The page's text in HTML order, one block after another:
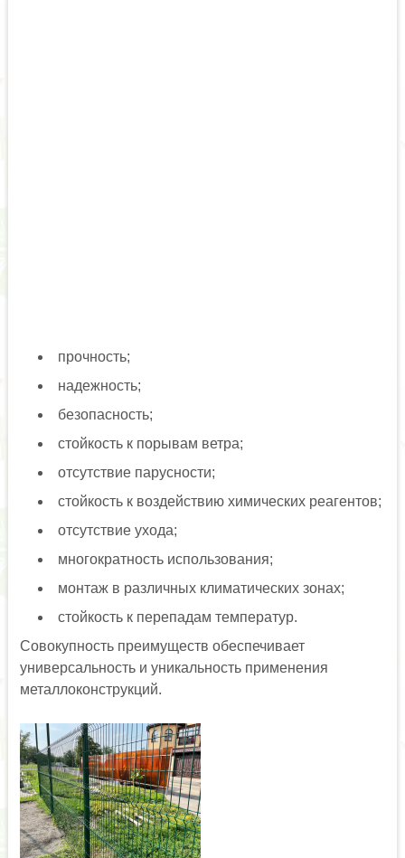
прочность;
надежность;
безопасность;
стойкость к порывам ветра;
отсутствие парусности;
стойкость к воздействию химических реагентов;
отсутствие ухода;
многократность использования;
монтаж в различных климатических зонах;
стойкость к перепадам температур.
Совокупность преимуществ обеспечивает
универсальность и уникальность применения
металлоконструкций.